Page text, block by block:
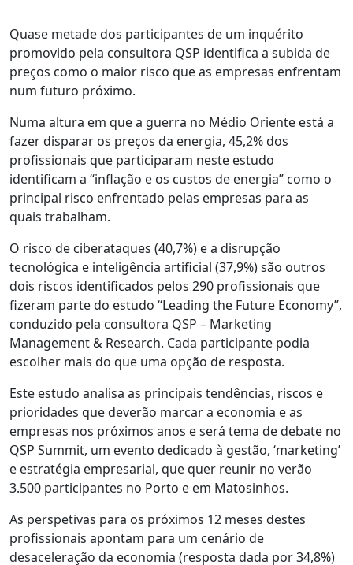
Quase metade dos participantes de um inquérito
promovido pela consultora QSP identifica a subida de
preços como o maior risco que as empresas enfrentam
num futuro próximo.
Numa altura em que a guerra no Médio Oriente está a
fazer disparar os preços da energia, 45,2% dos
profissionais que participaram neste estudo
identificam a “inflação e os custos de energia” como o
principal risco enfrentado pelas empresas para as
quais trabalham.
O risco de ciberataques (40,7%) e a disrupção
tecnológica e inteligência artificial (37,9%) são outros
dois riscos identificados pelos 290 profissionais que
fizeram parte do estudo “Leading the Future Economy”,
conduzido pela consultora QSP – Marketing
Management & Research. Cada participante podia
escolher mais do que uma opção de resposta.
Este estudo analisa as principais tendências, riscos e
prioridades que deverão marcar a economia e as
empresas nos próximos anos e será tema de debate no
QSP Summit, um evento dedicado à gestão, ‘marketing’
e estratégia empresarial, que quer reunir no verão
3.500 participantes no Porto e em Matosinhos.
As perspetivas para os próximos 12 meses destes
profissionais apontam para um cenário de
desaceleração da economia (resposta dada por 34,8%)